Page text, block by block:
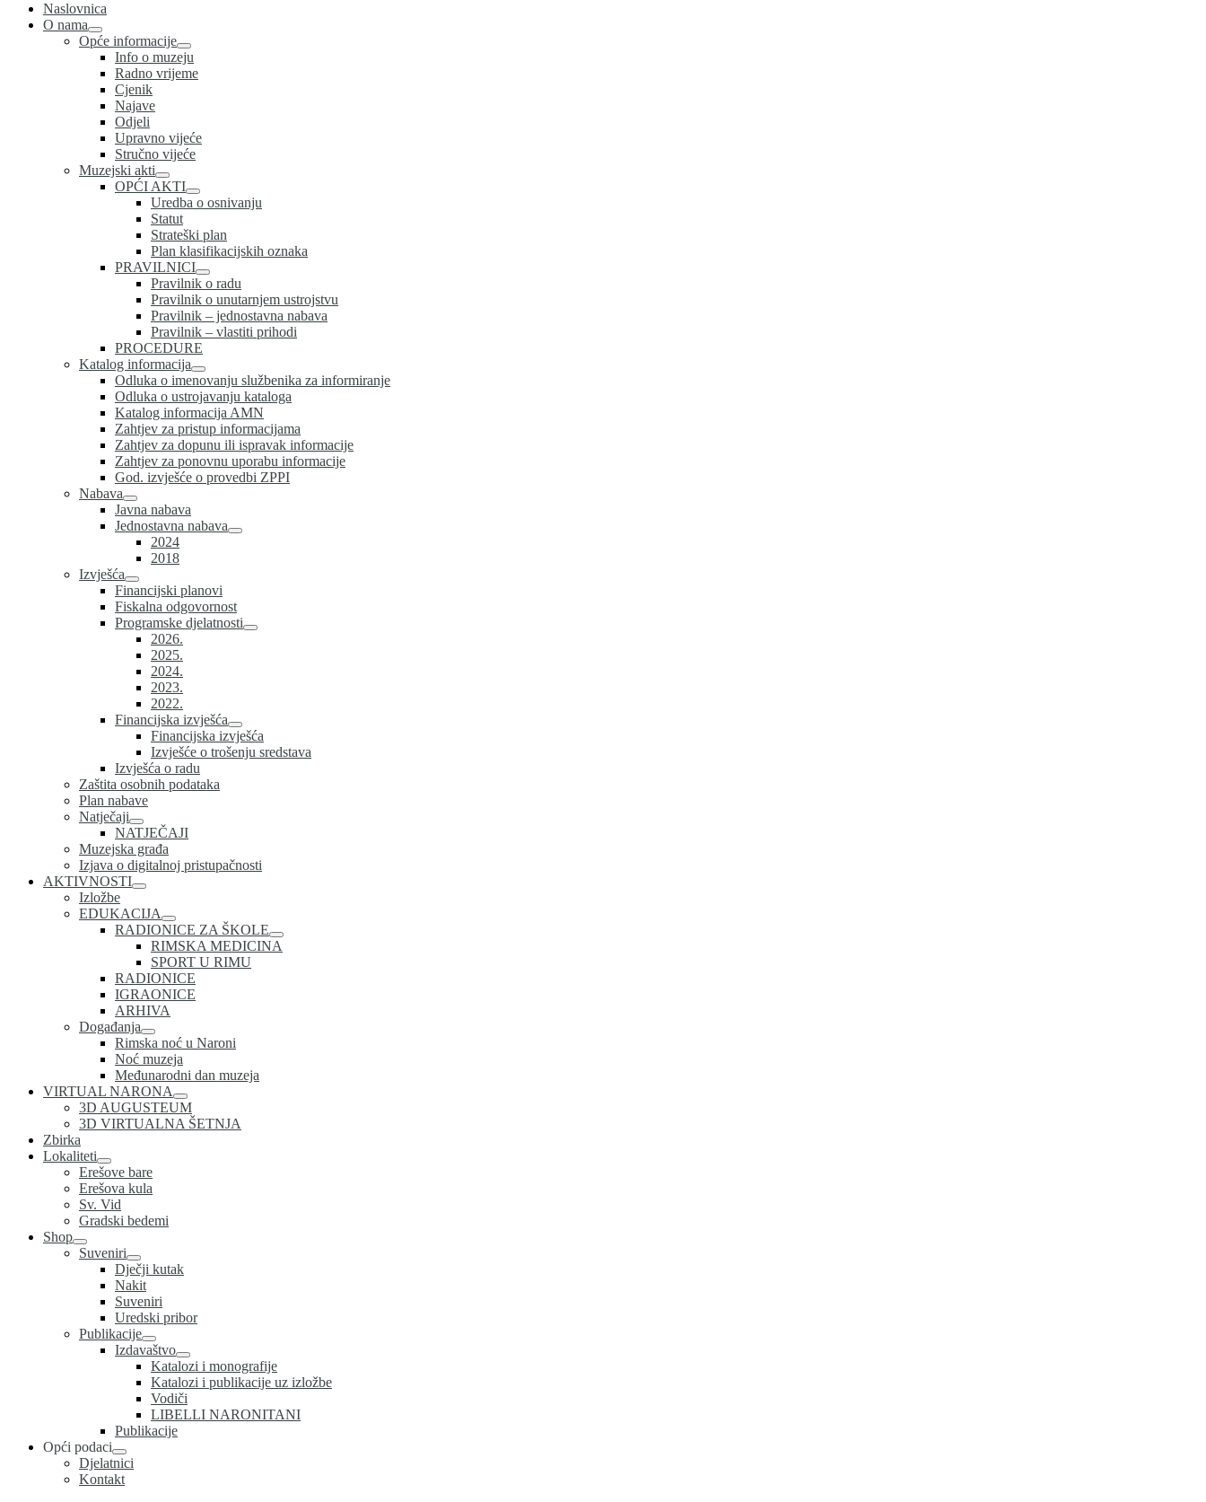
Naslovnica
O nama
Opće informacije
Info o muzeju
Radno vrijeme
Cjenik
Najave
Odjeli
Upravno vijeće
Stručno vijeće
Muzejski akti
OPĆI AKTI
Uredba o osnivanju
Statut
Strateški plan
Plan klasifikacijskih oznaka
PRAVILNICI
Pravilnik o radu
Pravilnik o unutarnjem ustrojstvu
Pravilnik – jednostavna nabava
Pravilnik – vlastiti prihodi
PROCEDURE
Katalog informacija
Odluka o imenovanju službenika za informiranje
Odluka o ustrojavanju kataloga
Katalog informacija AMN
Zahtjev za pristup informacijama
Zahtjev za dopunu ili ispravak informacije
Zahtjev za ponovnu uporabu informacije
God. izvješće o provedbi ZPPI
Nabava
Javna nabava
Jednostavna nabava
2024
2018
Izvješća
Financijski planovi
Fiskalna odgovornost
Programske djelatnosti
2026.
2025.
2024.
2023.
2022.
Financijska izvješća
Financijska izvješća
Izvješće o trošenju sredstava
Izvješća o radu
Zaštita osobnih podataka
Plan nabave
Natječaji
NATJEČAJI
Muzejska građa
Izjava o digitalnoj pristupačnosti
AKTIVNOSTI
Izložbe
EDUKACIJA
RADIONICE ZA ŠKOLE
RIMSKA MEDICINA
SPORT U RIMU
RADIONICE
IGRAONICE
ARHIVA
Događanja
Rimska noć u Naroni
Noć muzeja
Međunarodni dan muzeja
VIRTUAL NARONA
3D AUGUSTEUM
3D VIRTUALNA ŠETNJA
Zbirka
Lokaliteti
Erešove bare
Erešova kula
Sv. Vid
Gradski bedemi
Shop
Suveniri
Dječji kutak
Nakit
Suveniri
Uredski pribor
Publikacije
Izdavaštvo
Katalozi i monografije
Katalozi i publikacije uz izložbe
Vodiči
LIBELLI NARONITANI
Publikacije
Opći podaci
Djelatnici
Kontakt